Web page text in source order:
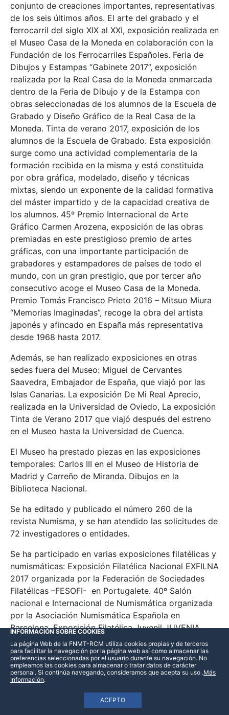
conjunto de creaciones importantes, representativas
de los seis últimos años. El arte del grabado y el
ferrocarril del siglo XIX al XXI, exposición realizada en
el Museo Casa de la Moneda en colaboración con la
Fundación de los Ferrocarriles Españoles. Feria de
Dibujos y Estampas “Gabinete 2017”, exposición
realizada por la Real Casa de la Moneda enmarcada
dentro de la Feria de Dibujo y de la Estampa con
obras seleccionadas de los alumnos de la Escuela de
Grabado y Diseño Gráfico de la Real Casa de la
Moneda. Tinta de verano 2017, exposición de los
alumnos de la Escuela de Grabado. Esta exposición
surge como una actividad complementaria de la
formación recibida en la misma y está constituida
por obra gráfica, modelado, diseño y técnicas
mixtas, siendo un exponente de la calidad formativa
del máster impartido y de la capacidad creativa de
los alumnos. 45º Premio Internacional de Arte
Gráfico Carmen Arozena, exposición de las obras
premiadas en este prestigioso premio de artes
gráficas, con una importante participación de
grabadores y estampadores de países de todo el
mundo, con un gran prestigio, que por tercer año
consecutivo acoge el Museo Casa de la Moneda.
Premio Tomás Francisco Prieto 2016 – Mitsuo Miura
“Memorias Imaginadas”, recoge la obra del artista
japonés y afincado en España más representativa
desde 1968 hasta 2017.
Además, se han realizado exposiciones en otras
sedes fuera del Museo: Miguel de Cervantes
Saavedra, Embajador de España, que viajó por las
Islas Canarias. La exposición De Mi Real Aprecio,
realizada en la Universidad de Oviedo, La exposición
Tinta de Verano 2017 que viajó después del estreno
en el Museo hasta la Universidad de Cuenca.
El Museo ha prestado piezas en las exposiciones
temporales: Carlos III en el Museo de Historia de
Madrid y Carreño de Miranda. Dibujos en la
Biblioteca Nacional.
Se ha editado y publicado el número 260 de la
revista Numisma, y se han atendido las solicitudes de
72 investigadores o entidades.
Se ha participado en varias exposiciones filatélicas y
numismáticas: Exposición Filatélica Nacional EXFILNA
2017 organizada por la Federación de Sociedades
Filatélicas –FESOFI- en Portugalete. 40º Salón
nacional e Internacional de Numismática organizada
por la Asociación Numismática Española en
Barcelona. Exposición Filatélica Juvenil JUVENIA
2017 en Avilés. 49ª Feria Nacional del Sello en
Madrid.
Dentro de las actividades del Museo, se han
organizado 16 Conciertos, entre los didácticos para
escolares y los vespertinos para el público general, 7
Cuentacuentos y 159 Visitas-taller para grupos de
INFORMACIÓN SOBRE COOKIES
La página Web de la FNMT-RCM utiliza cookies propias y de terceros
para facilitar la navegación por la página web así como almacenar las
preferencias seleccionadas por el usuario durante su navegación. No
empleamos las cookies para almacenar o tratar datos de carácter
personal. Si continúa navegando, consideramos que acepta su uso
ACEPTO
.Más
Información.